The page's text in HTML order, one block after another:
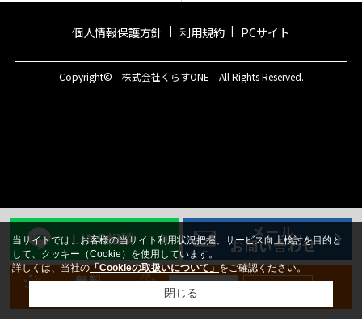
個人情報保護方針 利用規約 PCサイト
LINE相談 メール
お問い合わせ
無料 新規登録
Copyright© 株式会社くらすONE All Rights Reserved.
当サイトでは、お客様の当サイト利用状況把握、サービス向上検討を目的と
して、クッキー（Cookie）を使用しています。
詳しくは、当社の「Cookieの取扱いについて」をご確認ください。
閉じる